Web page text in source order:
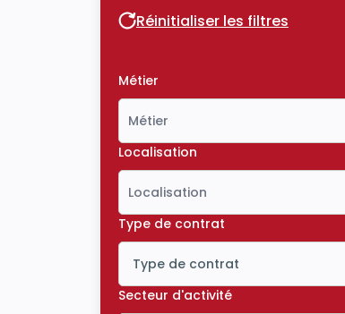
Réinitialiser les filtres
Réinitialiser les filtres
Métier
Localisation
Type de contrat
Type de contrat
Icône ouvrir la liste déroulante
Secteur d'activité